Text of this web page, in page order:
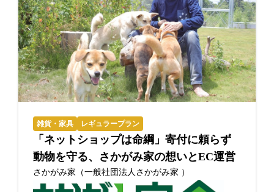
雑貨・家具 レギュラープラン
「ネットショップは命綱」寄付に頼らず
動物を守る、さかがみ家の想いとEC運営
さかがみ家（一般社団法人さかがみ家 ）